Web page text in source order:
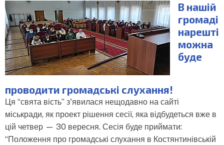
В нашій
громаді
нарешті
можна
буде
проводити громадські слухання!
Ця “свята вість” з'явилася нещодавно на сайті
міськради, як проект рішення сесії, яка відбудеться вже в
цій четвер — 30 вересня. Сесія буде приймати:
“Положення про громадські слухання в Костянтинівській